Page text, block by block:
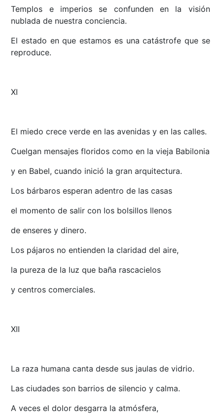
Templos e imperios se confunden en la visión
nublada de nuestra conciencia.
El estado en que estamos es una catástrofe que se
reproduce.
XI
El miedo crece verde en las avenidas y en las calles.
Cuelgan mensajes floridos como en la vieja Babilonia
y en Babel, cuando inició la gran arquitectura.
Los bárbaros esperan adentro de las casas
el momento de salir con los bolsillos llenos
de enseres y dinero.
Los pájaros no entienden la claridad del aire,
la pureza de la luz que baña rascacielos
y centros comerciales.
XII
La raza humana canta desde sus jaulas de vidrio.
Las ciudades son barrios de silencio y calma.
A veces el dolor desgarra la atmósfera,